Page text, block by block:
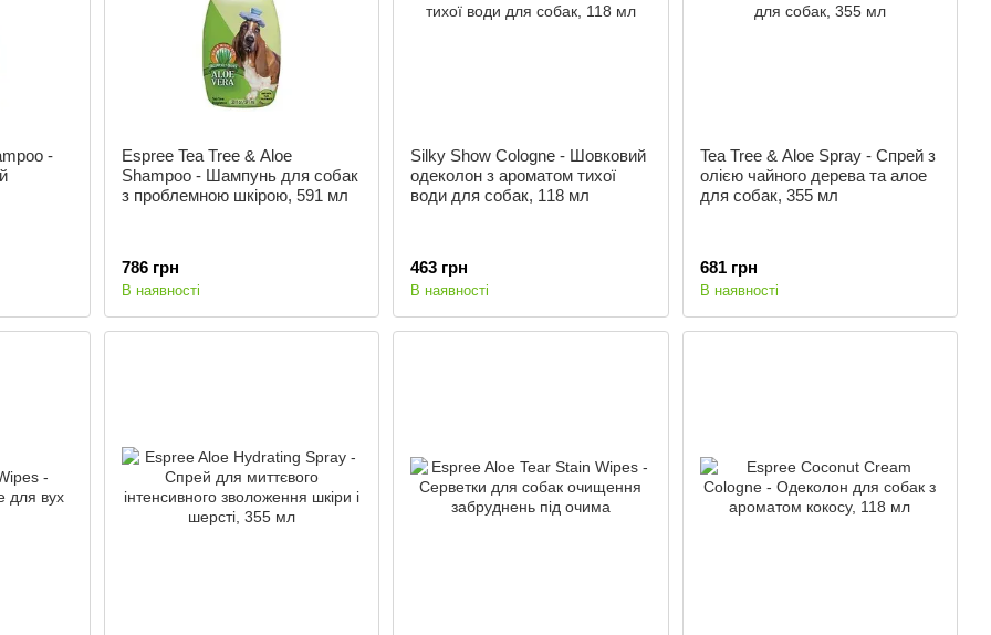
-
Espree Tea Tree & Aloe
Shampoo - Шампунь для собак
з проблемною шкірою, 591 мл
786 грн
В наявності
Silky Show Cologne - Шовковий
одеколон з ароматом тихої
води для собак, 118 мл
463 грн
В наявності
Tea Tree & Aloe Spray - Спрей з
олією чайного дерева та алое
для собак, 355 мл
681 грн
В наявності